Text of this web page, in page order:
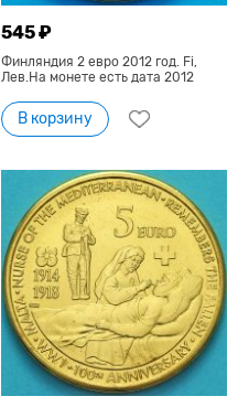
545 ₽
Финляндия 2 евро 2012 год. Fi,
Лев.На монете есть дата 2012
В корзину